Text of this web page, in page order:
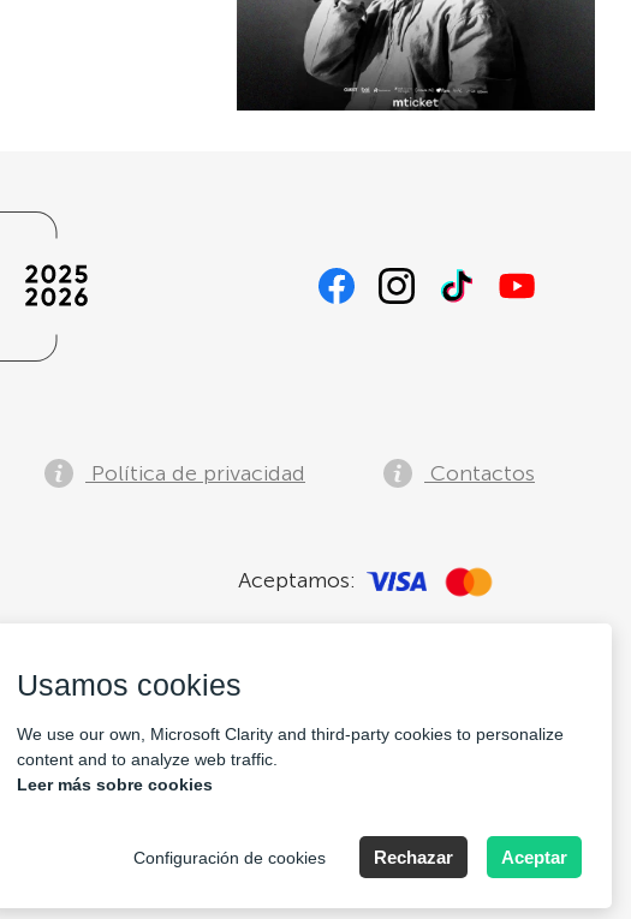
Política de privacidad Contactos
Aceptamos:
Company Nr: 14693656
Usamos cookies
We use our own, Microsoft Clarity and third-party cookies to personalize
content and to analyze web traffic.
Leer más sobre cookies
Configuración de cookies Rechazar Aceptar